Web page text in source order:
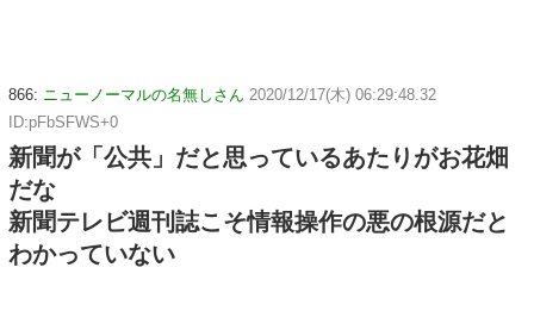
866: ニューノーマルの名無しさん 2020/12/17(木) 06:29:48.32
ID:pFbSFWS+0
新聞が「公共」だと思っているあたりがお花畑
だな
新聞テレビ週刊誌こそ情報操作の悪の根源だと
わかっていない